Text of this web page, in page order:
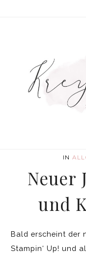
IN
Neuer
und
Bald erscheint der
Stampin‘ Up! und